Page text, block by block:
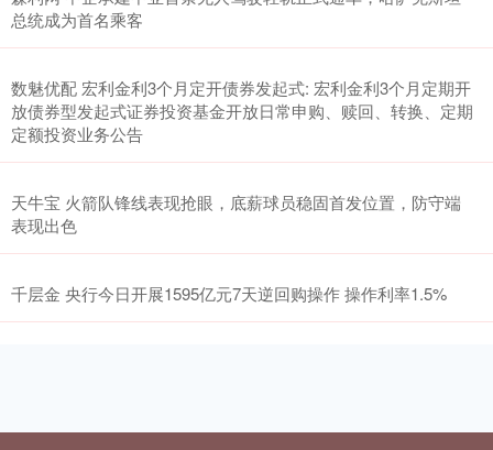
总统成为首名乘客
数魅优配 宏利金利3个月定开债券发起式: 宏利金利3个月定期开
放债券型发起式证券投资基金开放日常申购、赎回、转换、定期
定额投资业务公告
天牛宝 火箭队锋线表现抢眼，底薪球员稳固首发位置，防守端
表现出色
千层金 央行今日开展1595亿元7天逆回购操作 操作利率1.5%